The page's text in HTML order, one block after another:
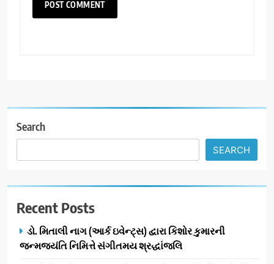
Search
SEARCH
Recent Posts
ડો. મિતાલી નાગ (આર્ક ઇવેન્ટ્સ) દ્વારા કિશોર કુમારની
જન્મજયંતિ નિમિત્તે સંગીતમય શ્રદ્ધાંજલિ